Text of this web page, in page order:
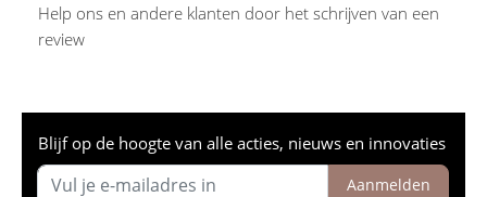
Help ons en andere klanten door het schrijven van een
review
Blijf op de hoogte van alle acties, nieuws en innovaties
Aanmelden